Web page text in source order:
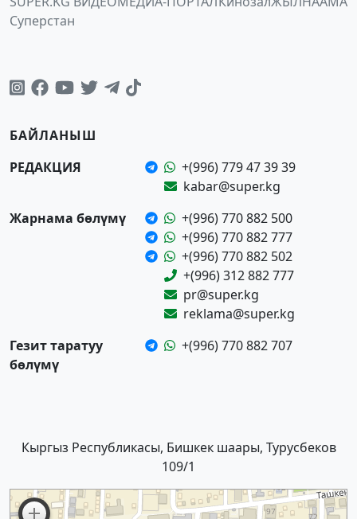
Суперстан
БАЙЛАНЫШ
РЕДАКЦИЯ
+(996) 779 47 39 39
kabar@super.kg
Жарнама бөлүмү
+(996) 770 882 500
+(996) 770 882 777
+(996) 770 882 502
+(996) 312 882 777
pr@super.kg
reklama@super.kg
Гезит таратуу
бөлүмү
+(996) 770 882 707
Кыргыз Республикасы, Бишкек шаары, Турусбеков
109/1